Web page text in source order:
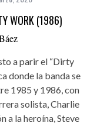
WORK (1986)
a parir el “Dirty
donde la banda se
1985 y 1986, con
solista, Charlie
a la heroína, Steve